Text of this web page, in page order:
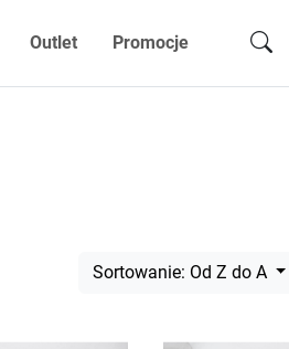
Outlet Promocje
Sortowanie: Od Z do A